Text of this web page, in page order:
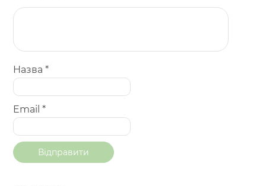
Назва*
Email*